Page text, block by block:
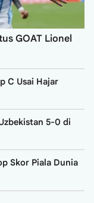
GOAT Lionel
C Usai Hajar
5-0 di
Skor Piala Dunia